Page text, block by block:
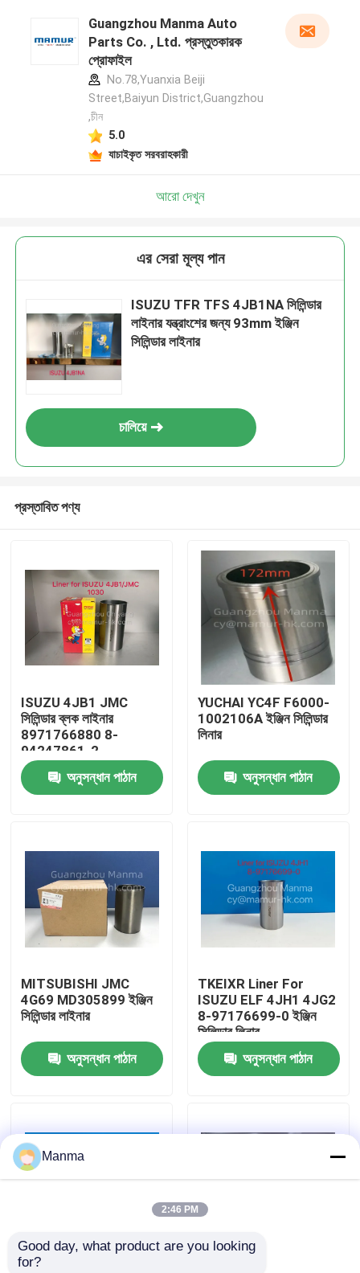
আমাদের সম্পর্কে
মান নিয়ন্ত্রণ
যোগাযোগ করুন
ট্রাক অটো পার্ট
ইসুজু ইঞ্জিন যন্ত্রাংশ
Guangzhou Manma Auto
Parts Co. , Ltd. প্রস্তুতকারক
প্রোফাইল
No.78,Yuanxia Beiji
Street,Baiyun District,Guangzhou
,চীন
5.0
যাচাইকৃত সরবরাহকারী
আরো দেখুন
এর সেরা মূল্য পান
ISUZU TFR TFS 4JB1NA সিলিন্ডার
লাইনার যন্ত্রাংশের জন্য 93mm ইঞ্জিন
সিলিন্ডার লাইনার
চালিয়ে
প্রস্তাবিত পণ্য
ISUZU 4JB1 JMC
সিলিন্ডার ব্লক লাইনার
8971766880 8-
94247861-2
অনুসন্ধান পাঠান
YUCHAI YC4F F6000-
1002106A ইঞ্জিন সিলিন্ডার
লিনার
অনুসন্ধান পাঠান
MITSUBISHI JMC
4G69 MD305899 ইঞ্জিন
সিলিন্ডার লাইনার
অনুসন্ধান পাঠান
TKEIXR Liner For
ISUZU ELF 4JH1 4JG2
8-97176699-0 ইঞ্জিন
সিলিন্ডার লিনার
অনুসন্ধান পাঠান
ইসুজু এনকেআর 4JB1 JMC
Manma
2:46 PM
Good day, what product are you looking
for?